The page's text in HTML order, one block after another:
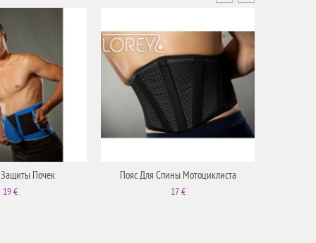
Почек
19 €
Пояс Для Спины Мотоциклиста
17 €